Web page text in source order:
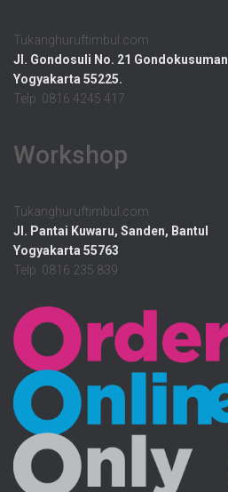
Tukanghuruftimbul.com
Jl. Gondosuli No. 21 Gondokusuman
Yogyakarta 55225.
Telp. 0816 4245 417
Workshop
Tukanghuruftimbul.com
Jl. Pantai Kuwaru, Sanden, Bantul
Yogyakarta 55763
Telp. 0816 235 839